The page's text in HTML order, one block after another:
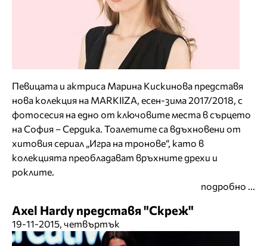
Певицата и актриса Марина Кискинова представя
нова колекция на MARKIIZA, есен-зима 2017/2018, с
фотосесия на едно от ключовите места в сърцето
на София – Сердика. Тоалетите са вдъхновени от
хитовия сериал „Игра на тронове“, като в
колекцията преобладават връхните дрехи и
роклите.
подробно ...
Axel Hardy представя "Скреж"
19-11-2015, четвъртък